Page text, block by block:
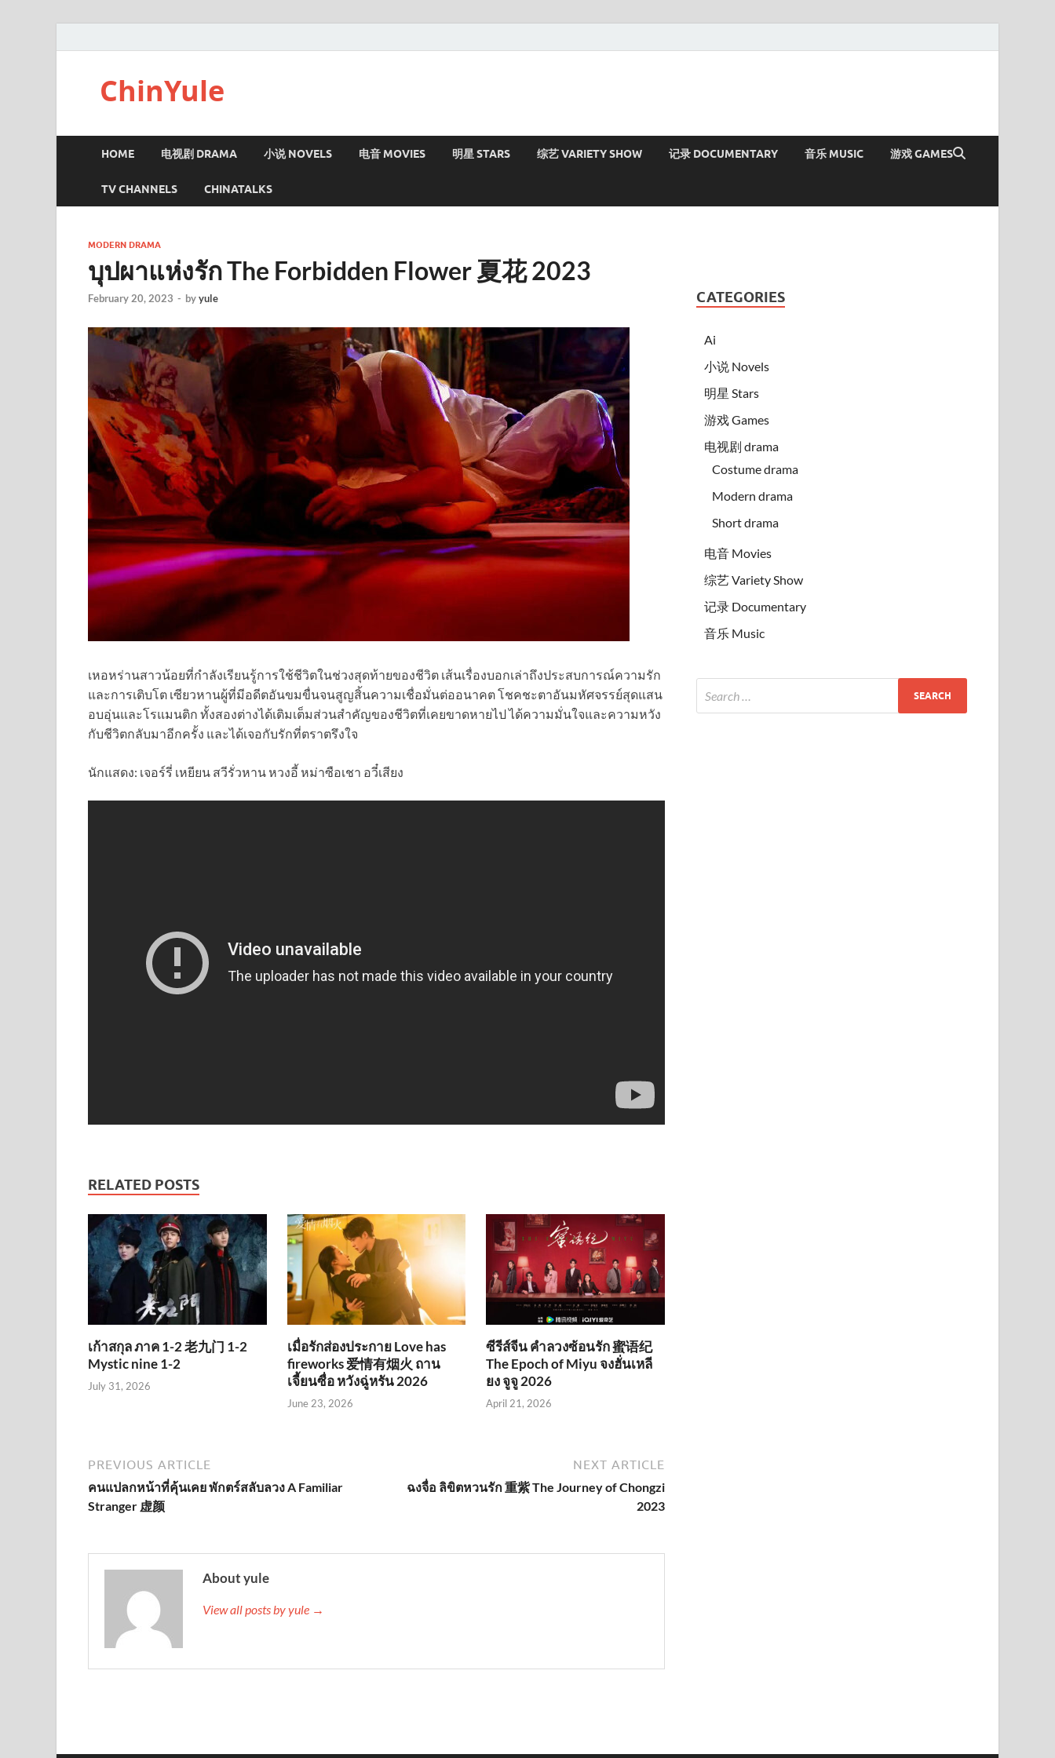
ChinYule
HOME 电视剧 DRAMA 小说 NOVELS 电音 MOVIES 明星 STARS 综艺 VARIETY SHOW 记录 DOCUMENTARY 音乐 MUSIC 游戏 GAMES
TV CHANNELS CHINATALKS
MODERN DRAMA
บุปผาแห่งรัก The Forbidden Flower 夏花 2023
February 20, 2023 - byyule
เหอหร่านสาวน้อยที่กำลังเรียนรู้การใช้ชีวิตในช่วงสุดท้ายของชีวิต เส้นเรื่องบอกเล่าถึงประสบการณ์ความรัก
และการเติบโต เซียวหานผู้ที่มีอดีตอันขมขื่นจนสูญสิ้นความเชื่อมั่นต่ออนาคต โชคชะตาอันมหัศจรรย์สุดแสน
อบอุ่นและโรแมนติก ทั้งสองต่างได้เติมเต็มส่วนสำคัญของชีวิตที่เคยขาดหายไป ได้ความมั่นใจและความหวัง
กับชีวิตกลับมาอีกครั้ง และได้เจอกับรักที่ตราตรึงใจ
นักแสดง: เจอร์รี่ เหยียน สวีรั่วหาน หวงอี้ หม่าซือเชา อวี๋เสียง
RELATED POSTS
เก้าสกุล ภาค 1-2 老九门 1-2
Mystic nine 1-2
July 31, 2026
เมื่อรักส่องประกาย Love has
fireworks 爱情有烟火 ถาน
เจี้ยนซื่อ หวังฉู่หรัน 2026
June 23, 2026
ซีรีส์จีน คำลวงซ้อนรัก 蜜语纪
The Epoch of Miyu จงฮั่นเหลี
ยง จูจู 2026
April 21, 2026
PREVIOUS ARTICLE
คนแปลกหน้าที่คุ้นเคย พักตร์สลับลวง A Familiar
Stranger 虚颜
NEXT ARTICLE
ฉงจื่อ ลิขิตหวนรัก 重紫 The Journey of Chongzi
2023
About yule
View all posts by yule →
CATEGORIES
Ai
小说 Novels
明星 Stars
游戏 Games
电视剧 drama
Costume drama
Modern drama
Short drama
电音 Movies
综艺 Variety Show
记录 Documentary
音乐 Music